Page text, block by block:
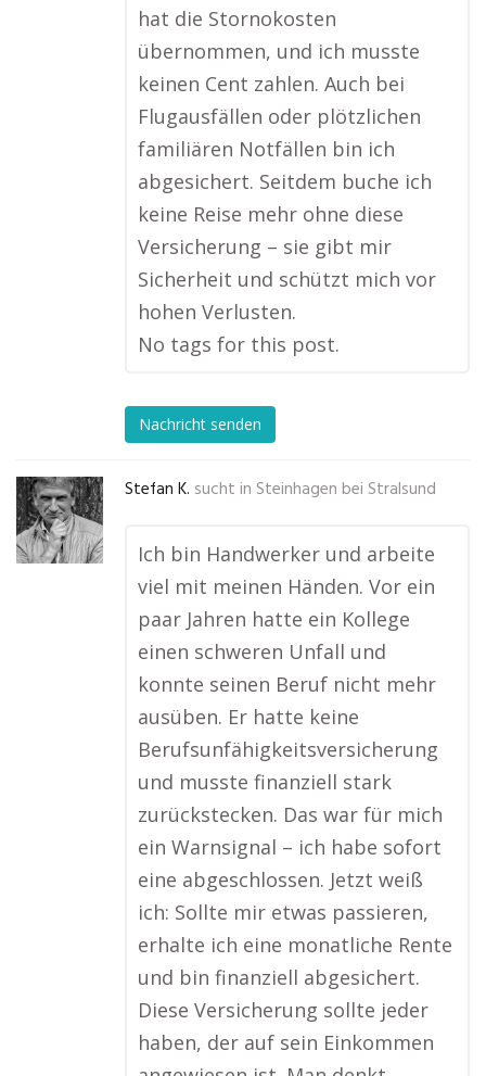
hat die Stornokosten
übernommen, und ich musste
keinen Cent zahlen. Auch bei
Flugausfällen oder plötzlichen
familiären Notfällen bin ich
abgesichert. Seitdem buche ich
keine Reise mehr ohne diese
Versicherung – sie gibt mir
Sicherheit und schützt mich vor
hohen Verlusten.
No tags for this post.
Nachricht senden
Stefan K. sucht in Steinhagen bei Stralsund
Ich bin Handwerker und arbeite
viel mit meinen Händen. Vor ein
paar Jahren hatte ein Kollege
einen schweren Unfall und
konnte seinen Beruf nicht mehr
ausüben. Er hatte keine
Berufsunfähigkeitsversicherung
und musste finanziell stark
zurückstecken. Das war für mich
ein Warnsignal – ich habe sofort
eine abgeschlossen. Jetzt weiß
ich: Sollte mir etwas passieren,
erhalte ich eine monatliche Rente
und bin finanziell abgesichert.
Diese Versicherung sollte jeder
haben, der auf sein Einkommen